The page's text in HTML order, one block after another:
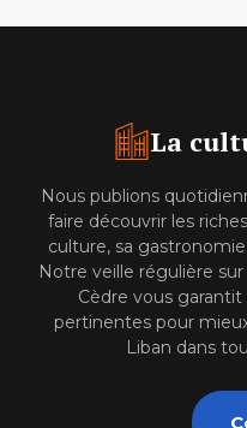
La
Nous publions
faire découvrir les
culture, sa
Notre veille régulière
Cèdre vous
pertinentes pour
Liban dans